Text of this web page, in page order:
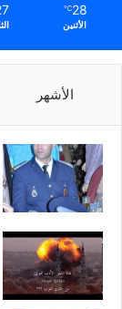
28
℃
الأثنين
الأشهر